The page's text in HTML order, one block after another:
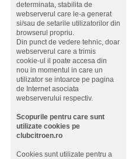
determinata, stabilita de
webserverul care le-a generat
si/sau de setarile utilizatorilor din
browserul propriu.
Din punct de vedere tehnic, doar
webserverul care a trimis
cookie-ul il poate accesa din
nou in momentul in care un
utilizator se intoarce pe pagina
de Internet asociata
webserverului respectiv.
Scopurile pentru care sunt
utilizate cookies pe
clubcitroen.ro
Cookies sunt utilizate pentru a